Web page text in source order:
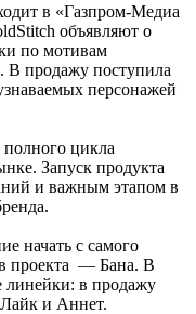
в «Газпром-Медиа
объявляют о
по мотивам
В продажу поступила
персонажей
цикла
Запуск продукта
и важным этапом в
начать с самого
проекта — Бана. В
линейки: в продажу
и Аннет.